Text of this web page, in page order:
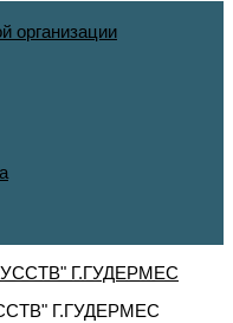
организации
Г.ГУДЕРМЕС